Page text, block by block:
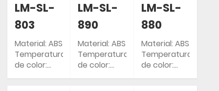
LM-SL-
803
Material: ABS
Temperatura
de color:
2700-6500K
LM-SL-
890
Material: ABS
Temperatura
de color:
2700-6500K
LM-SL-
880
Material: ABS
Temperatura
de color:
2700-6500K